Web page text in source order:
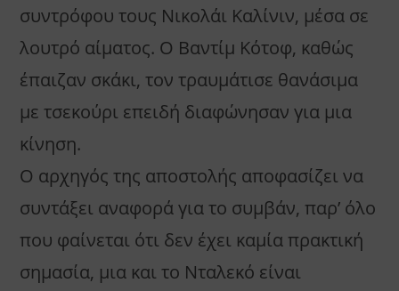
συντρόφου τους Νικολάι Καλίνιν, μέσα σε
λουτρό αίματος. Ο Βαντίμ Κότοφ, καθώς
έπαιζαν σκάκι, τον τραυμάτισε θανάσιμα
με τσεκούρι επειδή διαφώνησαν για μια
κίνηση.
Ο αρχηγός της αποστολής αποφασίζει να
συντάξει αναφορά για το συμβάν, παρ’ όλο
που φαίνεται ότι δεν έχει καμία πρακτική
σημασία, μια και το Νταλεκό είναι